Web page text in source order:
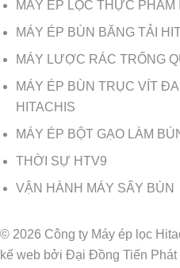
MÁY ÉP LỌC THỰC PHẨM
MÁY ÉP BÙN BĂNG TẢI
MÁY LƯỢC RÁC TRỐNG
MÁY ÉP BÙN TRỤC VÍT
HITACHIS
MÁY ÉP BỘT GẠO LÀM
THỜI SỰ HTV9
VẬN HÀNH MÁY SẤY BÙN
© 2026 Công ty Máy ép lọc
kế web bởi Đại Đồng Tiến Phát